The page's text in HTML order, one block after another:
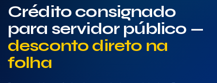
CRÉDITO
Consignado INSS
Crédito consignado
para servidor público —
desconto direto na
folha